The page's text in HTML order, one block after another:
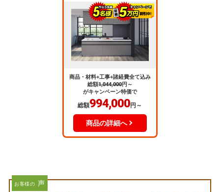
商品・材料+工事+諸経費全て込み
総額1,044,000円～
がキャンペーン特価で
総額994,000円～
商品の詳細へ
お客様の 声